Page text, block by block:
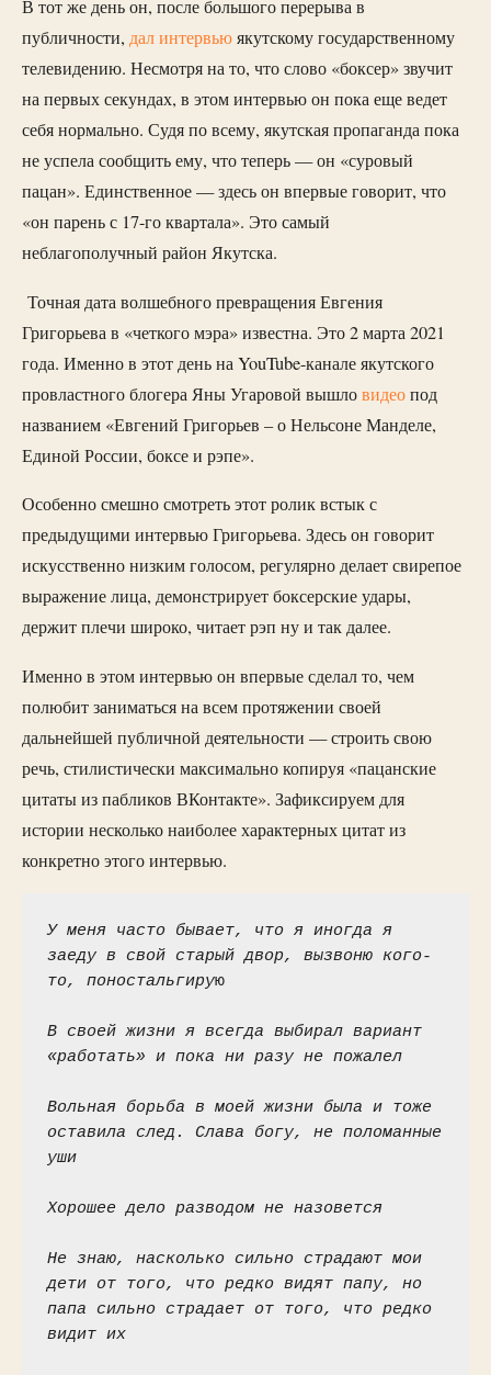
В тот же день он, после большого перерыва в
публичности, дал интервьюякутскому государственному
телевидению. Несмотря на то, что слово «боксер» звучит
на первых секундах, в этом интервью он пока еще ведет
себя нормально. Судя по всему, якутская пропаганда пока
не успела сообщить ему, что теперь — он «суровый
пацан». Единственное — здесь он впервые говорит, что
«он парень с 17-го квартала». Это самый
неблагополучный район Якутска.
Точная дата волшебного превращения Евгения
Григорьева в «четкого мэра» известна. Это 2 марта 2021
года. Именно в этот день на YouTube-канале якутского
провластного блогера Яны Угаровой вышловидеопод
названием «Евгений Григорьев – о Нельсоне Манделе,
Единой России, боксе и рэпе».
Особенно смешно смотреть этот ролик встык с
предыдущими интервью Григорьева. Здесь он говорит
искусственно низким голосом, регулярно делает свирепое
выражение лица, демонстрирует боксерские удары,
держит плечи широко, читает рэп ну и так далее.
Именно в этом интервью он впервые сделал то, чем
полюбит заниматься на всем протяжении своей
дальнейшей публичной деятельности — строить свою
речь, стилистически максимально копируя «пацанские
цитаты из пабликов ВКонтакте». Зафиксируем для
истории несколько наиболее характерных цитат из
конкретно этого интервью.
У меня часто бывает, что я иногда я
заеду в свой старый двор, вызвоню кого-
то, поностальгирую
В своей жизни я всегда выбирал вариант
«работать» и пока ни разу не пожалел
Вольная борьба в моей жизни была и тоже
оставила след. Слава богу, не поломанные
уши
Хорошее дело разводом не назовется
Не знаю, насколько сильно страдают мои
дети от того, что редко видят папу, но
папа сильно страдает от того, что редко
видит их